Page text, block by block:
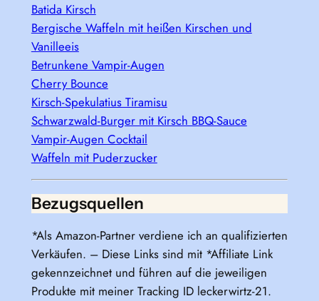
Batida Kirsch
Bergische Waffeln mit heißen Kirschen und
Vanilleeis
Betrunkene Vampir-Augen
Cherry Bounce
Kirsch-Spekulatius Tiramisu
Schwarzwald-Burger mit Kirsch BBQ-Sauce
Vampir-Augen Cocktail
Waffeln mit Puderzucker
Bezugsquellen
*Als Amazon-Partner verdiene ich an qualifizierten
Verkäufen. – Diese Links sind mit *Affiliate Link
gekennzeichnet und führen auf die jeweiligen
Produkte mit meiner Tracking ID leckerwirtz-21.